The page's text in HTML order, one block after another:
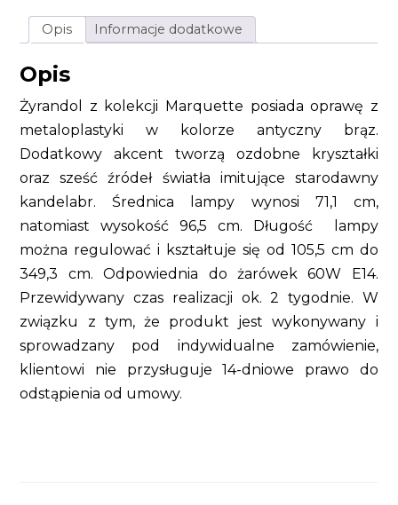
antyczny
Opis Informacje dodatkowe
Opis
Żyrandol z kolekcji Marquette posiada oprawę z
metaloplastyki w kolorze antyczny brąz.
Dodatkowy akcent tworzą ozdobne kryształki
oraz sześć źródeł światła imitujące starodawny
kandelabr. Średnica lampy wynosi 71,1 cm,
natomiast wysokość 96,5 cm. Długość lampy
można regulować i kształtuje się od 105,5 cm do
349,3 cm. Odpowiednia do żarówek 60W E14.
Przewidywany czas realizacji ok. 2 tygodnie. W
związku z tym, że produkt jest wykonywany i
sprowadzany pod indywidualne zamówienie,
klientowi nie przysługuje 14-dniowe prawo do
odstąpienia od umowy.